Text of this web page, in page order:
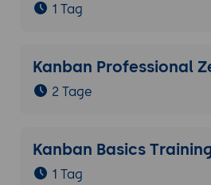
1 Tag
Kanban Professional
2 Tage
Kanban Basics Training
1 Tag